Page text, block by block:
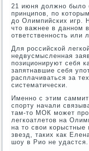
21 июня должно было
принципов, по
до Олимпийских игр.
что важнее в данном
ответственность или
Для российской
недвусмысленная
позиционируют себя
запятнавшие себя
расплачиваться за
систематически.
Именно с этим
спорту начали
там-то МОК может
легкоатлетов на
на то свои корыстные
звезд, таких как
шоу в Рио не удастся.